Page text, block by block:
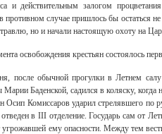
и действительным залогом
случае пришлось бы остаться
но и начали настоящую охоту на
освобождения крестьян состоялось
после обычной прогулки в Летнем
Баденской, садился в коляску, когда
Осип Комиссаров ударил стрелявшего по
в III отделение. Государь сам от
ему опасности. Между тем